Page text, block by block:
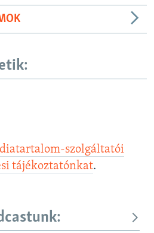
szolgáltatói
tájékoztatónkat.